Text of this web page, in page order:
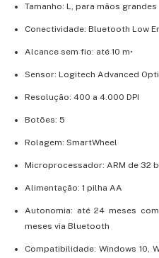
Tamanho: L, para mãos grandes
Conectividade: Bluetooth Low
Alcance sem fio: até 10 m•
Sensor: Logitech Advanced
Resolução: 400 a 4.000 DPI
Botões: 5
Rolagem: SmartWheel
Microprocessador: ARM de 32
Alimentação: 1 pilha AA
Autonomia: até 24 meses
meses via Bluetooth
Compatibilidade: Windows 10,